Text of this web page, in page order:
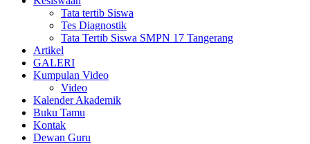
Tata tertib Siswa
Tes Diagnostik
Tata Tertib Siswa SMPN 17 Tangerang
Artikel
GALERI
Kumpulan Video
Video
Kalender Akademik
Buku Tamu
Kontak
Dewan Guru